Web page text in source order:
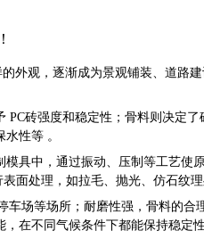
外观，逐渐成为景观铺装、道路
砖强度和稳定性；骨料则决定
性等 。
具中，通过振动、压制等工艺使
面处理，如拉毛、抛光、仿石纹
车场等场所； 耐磨性强 ，骨料的合
在不同气候条件下都能保持稳定